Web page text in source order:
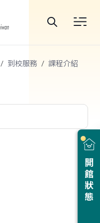
站
開館狀態
到校服務
課程介紹